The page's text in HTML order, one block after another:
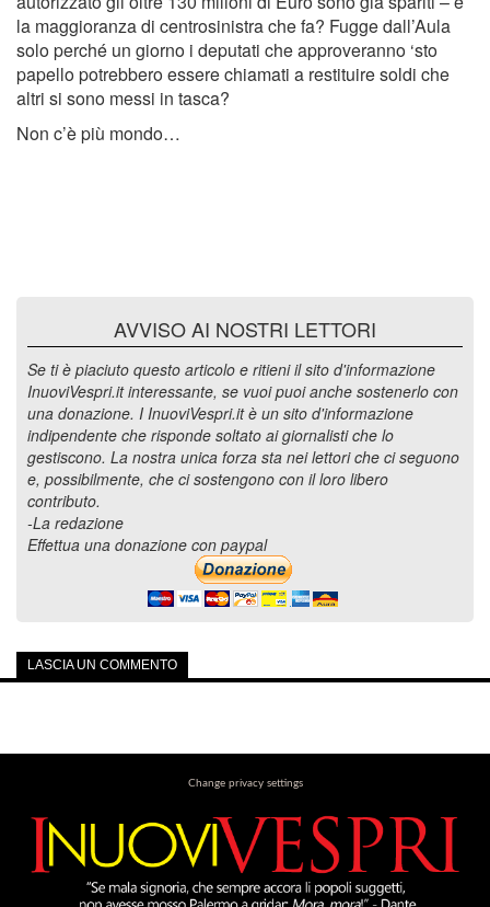
la maggioranza di centrosinistra che fa? Fugge dall’Aula
solo perché un giorno i deputati che approveranno ‘sto
papello potrebbero essere chiamati a restituire soldi che
altri si sono messi in tasca?
Non c’è più mondo…
AVVISO AI NOSTRI LETTORI
Se ti è piaciuto questo articolo e ritieni il sito d'informazione
InuoviVespri.it interessante, se vuoi puoi anche sostenerlo con
una donazione. I InuoviVespri.it è un sito d'informazione
indipendente che risponde soltato ai giornalisti che lo
gestiscono. La nostra unica forza sta nei lettori che ci seguono
e, possibilmente, che ci sostengono con il loro libero
contributo.
-La redazione
Effettua una donazione con paypal
LASCIA UN COMMENTO
Change privacy settings